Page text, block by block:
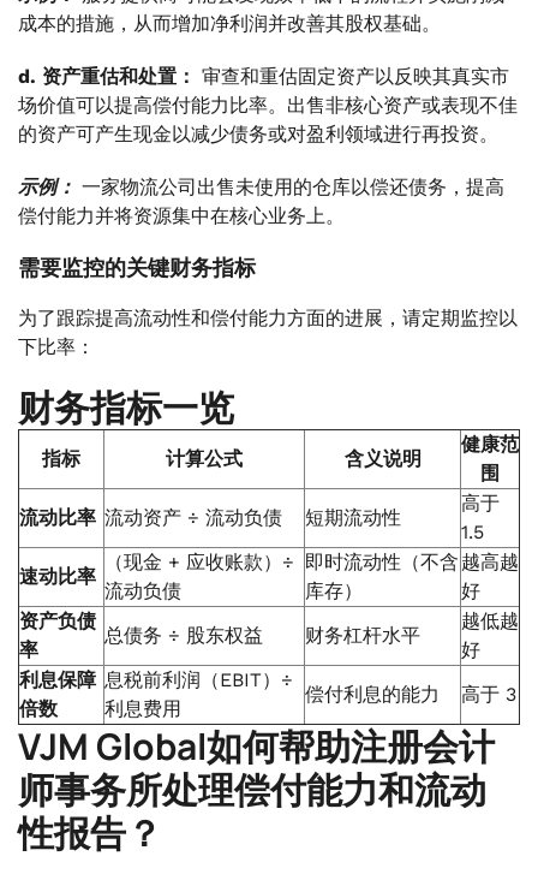
成本的措施，从而增加净利润并改善其股权基础。
d. 资产重估和处置： 审查和重估固定资产以反映其真实市
场价值可以提高偿付能力比率。出售非核心资产或表现不佳
的资产可产生现金以减少债务或对盈利领域进行再投资。
示例： 一家物流公司出售未使用的仓库以偿还债务，提高
偿付能力并将资源集中在核心业务上。
需要监控的关键财务指标
为了跟踪提高流动性和偿付能力方面的进展，请定期监控以
下比率：
财务指标一览
指标 计算公式 含义说明
健康范
围
流动比率 流动资产 ÷ 流动负债 短期流动性
高于
1.5
速动比率
（现金 + 应收账款）÷
流动负债
即时流动性（不含
库存）
越高越
好
资产负债
率
总债务 ÷ 股东权益 财务杠杆水平
越低越
好
利息保障
倍数
息税前利润（EBIT）÷
利息费用
偿付利息的能力 高于 3
VJM Global如何帮助注册会计
师事务所处理偿付能力和流动
性报告？